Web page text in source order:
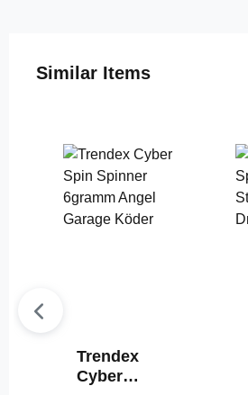
Produktgalerie überspringen
Similar Items
Trendex
Cyber